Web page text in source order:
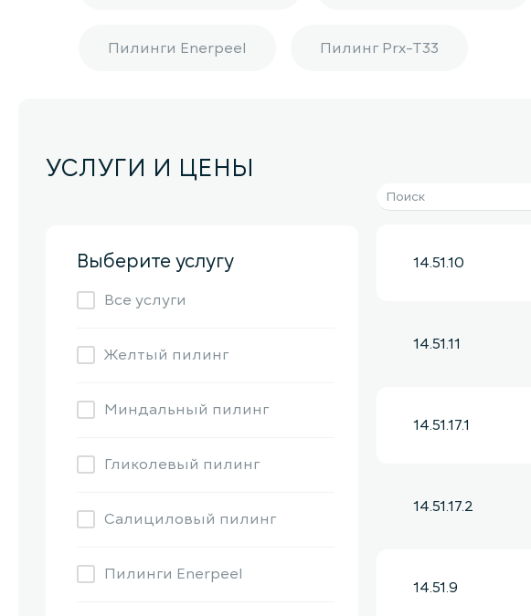
Пилинги Enerpeel Пилинг Prx-T33
УСЛУГИ И ЦЕНЫ
Выберите услугу
Все услуги
Желтый пилинг
Миндальный пилинг
Гликолевый пилинг
Салициловый пилинг
Пилинги Enerpeel
14.51.10
14.51.11
14.51.17.1
14.51.17.2
14.51.9